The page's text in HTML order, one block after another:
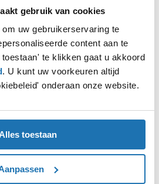
gebruik van cookies
uw gebruikerservaring te
content aan te
te klikken gaat u akkoord
. U kunt uw voorkeuren altijd
onderaan onze website.
toestaan
-side exception has occurred while
(see the browser console
information).